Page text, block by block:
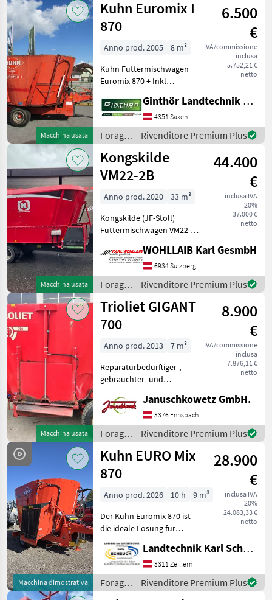
Siloking
Macchina usata
Kuhn Euromix I
870
6.500
€
IVA/commissione
inclusa
5.752,21 €
netto
Anno prod. 2005
8 m³
Kuhn Futtermischwagen
Euromix 870 + Inkl
Wiegeeinrichtung +
Auflaufbremse + Schieber
vorne Rechts + Schieber
hinten Links +
elektrohydraulische
Ginthör Landtechnik GmbH
4351 Saxen
Foraggiamento
/ Kuhn
Rivenditore Premium Plus
Macchina usata
Kongskilde
VM22-2B
44.400
€
inclusa IVA
20%
37.000 €
netto
Anno prod. 2020
33 m³
Kongskilde (JF-Stoll)
Futtermischwagen VM22-2B
Querförderband -
Wiegeeinrichtung -
Übersetzungsgetriebe -
Elektrische Steuerung
WOHLLAIB Karl GesmbH
6934 Sulzberg
Foraggiamento
/
Kongskilde
Rivenditore Premium Plus
Macchina usata
Trioliet GIGANT
700
8.900
€
IVA/commissione
inclusa
7.876,11 €
netto
Anno prod. 2013
7 m³
Reparaturbedürftiger-,
gebrauchter- und
Futtermischwagen,
Bodenblech + Seitenwände
im unteren Bereich sind
bereits teilweise repariert
und neu eing
Januschkowetz GmbH.
3376 Ennsbach
Foraggiamento
/
Trioliet
Rivenditore Premium Plus
Macchina dimostrativa
Kuhn EURO Mix
870
28.900
€
inclusa IVA
20%
24.083,33 €
netto
Anno prod. 2026 10 h
9 m³
Der Kuhn Euromix 870 ist
die ideale Lösung für
Betriebe, die Wert auf
höchste Futterqualität bei
kompakter Bauweise legen.
Als Einzelschnecken-
Mischer kombiniert er
Landtechnik Karl Scheuch
3311 Zeillern
Foraggiamento
/ Kuhn
Rivenditore Premium Plus